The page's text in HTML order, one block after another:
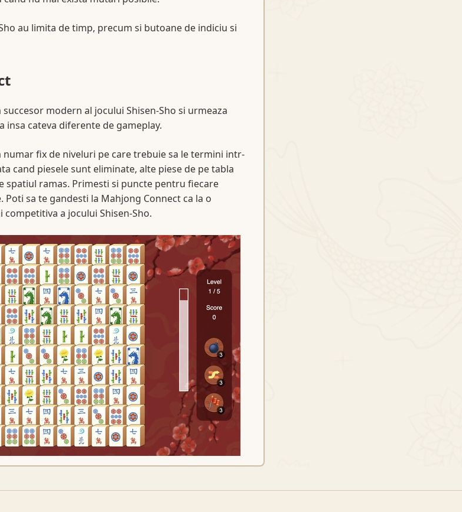
au limita de timp, precum si butoane de indiciu si
modern al jocului Shisen-Sho si urmeaza
insa cateva diferente de gameplay.
fix de niveluri pe care trebuie sa le termini intr-
cand piesele sunt eliminate, alte piese de pe tabla
spatiul ramas. Primesti si puncte pentru fiecare
Poti sa te gandesti la Mahjong Connect ca la o
a jocului Shisen-Sho.